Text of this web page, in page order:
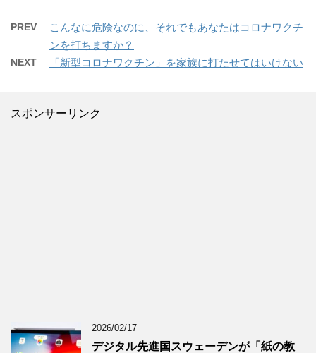
PREV
こんなに危険なのに、それでもあなたはコロナワクチ
ンを打ちますか？
NEXT 「新型コロナワクチン」を家族に打たせてはいけない
スポンサーリンク
2026/02/17
デジタル先進国スウェーデンが「紙の教